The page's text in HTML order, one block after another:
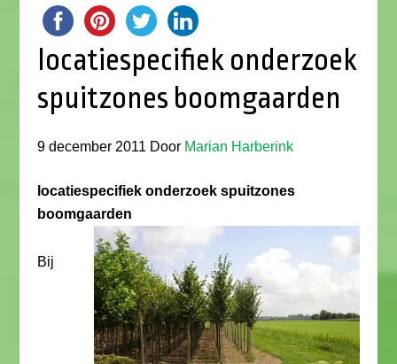
locatiespecifiek onderzoek
spuitzones boomgaarden
9 december 2011 Door Marian Harberink
locatiespecifiek onderzoek spuitzones
boomgaarden
Bij